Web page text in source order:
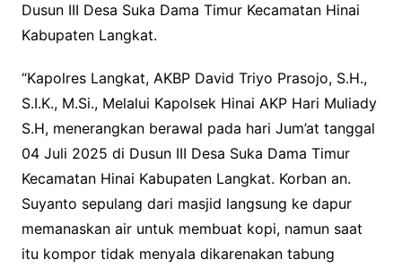
Dusun III Desa Suka Dama Timur Kecamatan Hinai
Kabupaten Langkat.
“Kapolres Langkat, AKBP David Triyo Prasojo, S.H.,
S.I.K., M.Si., Melalui Kapolsek Hinai AKP Hari Muliady
S.H, menerangkan berawal pada hari Jum’at tanggal
04 Juli 2025 di Dusun III Desa Suka Dama Timur
Kecamatan Hinai Kabupaten Langkat. Korban an.
Suyanto sepulang dari masjid langsung ke dapur
memanaskan air untuk membuat kopi, namun saat
itu kompor tidak menyala dikarenakan tabung